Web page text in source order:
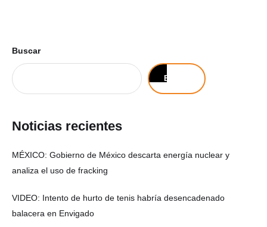
Buscar
Buscar
Noticias recientes
MÉXICO: Gobierno de México descarta energía nuclear y
analiza el uso de fracking
VIDEO: Intento de hurto de tenis habría desencadenado
balacera en Envigado